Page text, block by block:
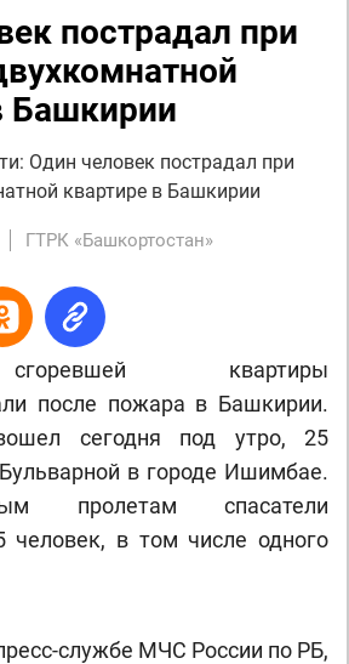
пострадал при
Башкирии
Один человек пострадал при
квартире в Башкирии
ГТРК «Башкортостан»
квартиры
после пожара в Башкирии.
сегодня под утро, 25
в городе Ишимбае.
пролетам спасатели
человек, в том числе одного
службе МЧС России по РБ,